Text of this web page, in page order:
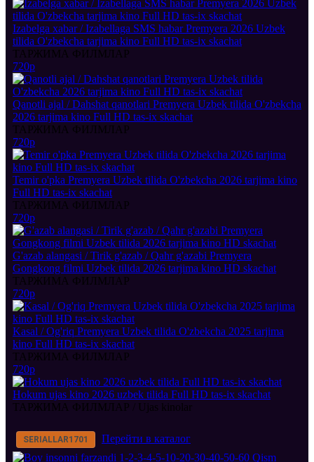
Izabelga xabar / Izabellaga SMS habar Premyera 2026 Uzbek
tilida O'zbekcha tarjima kino Full HD tas-ix skachat
ТАРЖИМА ФИЛМЛАР
720p
Qanotli ajal / Dahshat qanotlari Premyera Uzbek tilida O'zbekcha
2026 tarjima kino Full HD tas-ix skachat
ТАРЖИМА ФИЛМЛАР
720p
Temir o'pka Premyera Uzbek tilida O'zbekcha 2026 tarjima kino
Full HD tas-ix skachat
ТАРЖИМА ФИЛМЛАР
720p
G'azab alangasi / Tirik g'azab / Qahr g'azabi Premyera
Gongkong filmi Uzbek tilida 2026 tarjima kino HD skachat
ТАРЖИМА ФИЛМЛАР
720p
Kasal / Og'riq Premyera Uzbek tilida O'zbekcha 2025 tarjima
kino Full HD tas-ix skachat
ТАРЖИМА ФИЛМЛАР
720p
Hokum ujas kino 2026 uzbek tilida Full HD tas-ix skachat
ТАРЖИМА ФИЛМЛАР / Ujas kinolar
SERIALLAR1701 Перейти в каталог